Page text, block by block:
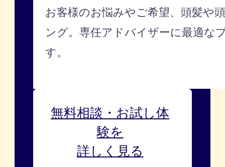
お客様のお悩みやご希望、頭髪や
ング。専任アドバイザーに最適な
す。
無料相談・お試し体
験を
詳しく見る